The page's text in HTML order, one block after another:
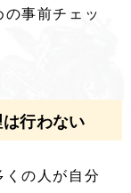
事前チェッ
行わない
くの人が自分